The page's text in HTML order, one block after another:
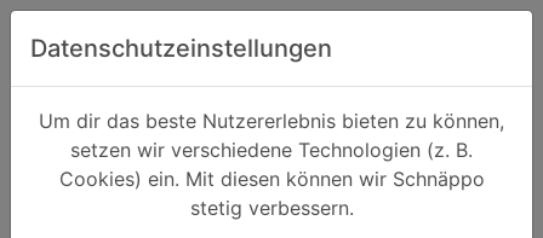
Zum Hauptinhalt springen
Datenschutzeinstellungen
Um dir das beste Nutzererlebnis bieten zu können,
setzen wir verschiedene Technologien (z. B.
Cookies) ein. Mit diesen können wir Schnäppo
stetig verbessern.
Suchen
Schnäppchen Haushalt und Garten